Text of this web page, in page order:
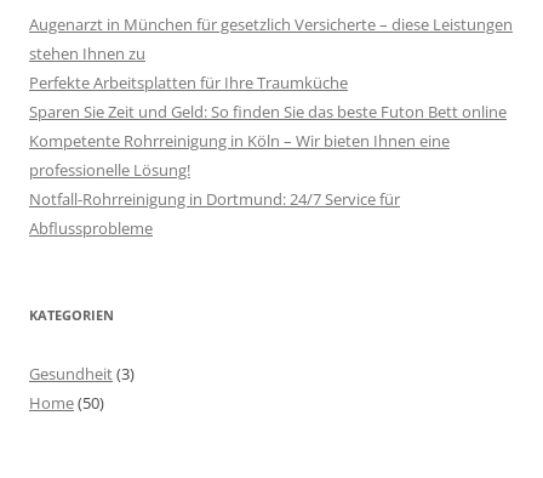
Augenarzt in München für gesetzlich Versicherte – diese Leistungen
stehen Ihnen zu
Perfekte Arbeitsplatten für Ihre Traumküche
Sparen Sie Zeit und Geld: So finden Sie das beste Futon Bett online
Kompetente Rohrreinigung in Köln – Wir bieten Ihnen eine
professionelle Lösung!
Notfall-Rohrreinigung in Dortmund: 24/7 Service für
Abflussprobleme
KATEGORIEN
Gesundheit(3)
Home(50)